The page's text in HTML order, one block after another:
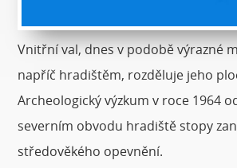
Vnitřní val, dnes v podobě výrazné
napříč hradištěm, rozděluje jeho
Archeologický výzkum v roce 1964
severním obvodu hradiště stopy
středověkého opevnění.